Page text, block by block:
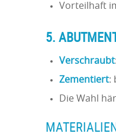
Vorteilhaft
5.
Verschraubt
Zementiert:
Die Wahl